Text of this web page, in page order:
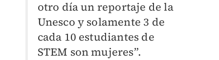
otro día un reportaje de la
Unesco y solamente 3 de
cada 10 estudiantes de
STEM son mujeres”.